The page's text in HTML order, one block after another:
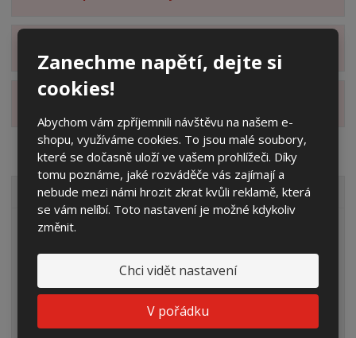
Zanechme napětí, dejte si
cookies!
Abychom vám zpříjemnili návštěvu na našem e-
shopu, využíváme cookies. To jsou malé soubory,
které se dočasně uloží ve vašem prohlížeči. Díky
tomu poznáme, jaké rozváděče vás zajímají a
nebude mezi námi hrozit zkrat kvůli reklamě, která
se vám nelíbí. Toto nastavení je možné kdykoliv
změnit.
Chci vidět nastavení
V pořádku
VŠECHNY KATEGORIE
Elektroměrové rozvaděče
Prázdné skříně
Rozpojovací jistící skříně